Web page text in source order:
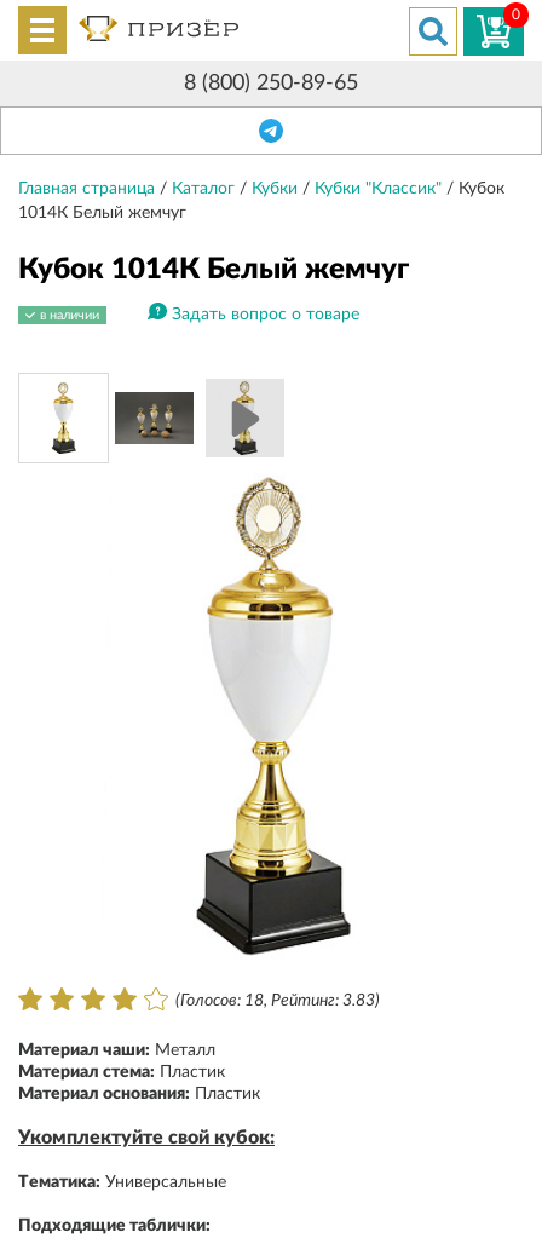
8 (800) 250-89-65
0
Главная страница / Каталог / Кубки / Кубки "Классик" / Кубок
1014К Белый жемчуг
Кубок 1014К Белый жемчуг
в наличии Задать вопрос о товаре
(Голосов: 18, Рейтинг: 3.83)
Материал чаши: Металл
Материал стема: Пластик
Материал основания: Пластик
Укомплектуйте свой кубок:
Тематика: Универсальные
Подходящие таблички: